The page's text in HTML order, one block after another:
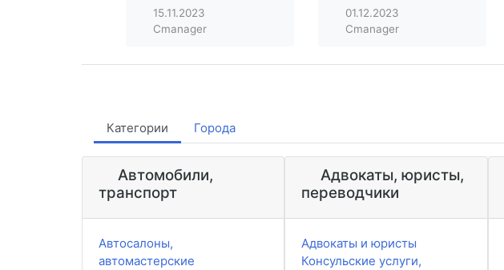
15.11.2023
Cmanager
01.12.2023
Cmanager
Категории Города
Автомобили,
транспорт
Автосалоны,
автомастерские
Адвокаты, юристы,
переводчики
Адвокаты и юристы
Консульские услуги,